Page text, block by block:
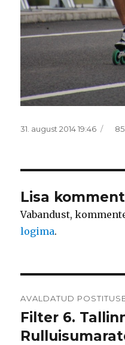
Postitatud
31. august 2014 19:46
Lisa
Vabandust,
logima.
AVALDATUD
Filter 6.